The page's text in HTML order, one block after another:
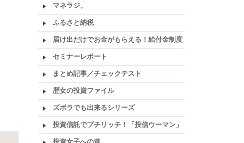
マネラジ。
ふるさと納税
届け出だけでお金がもらえる！給付金制度
セミナーレポート
まとめ記事／チェックテスト
歴女の投資ファイル
ズボラでも出来るシリーズ
投資信託でプチリッチ！「投信ウーマン」